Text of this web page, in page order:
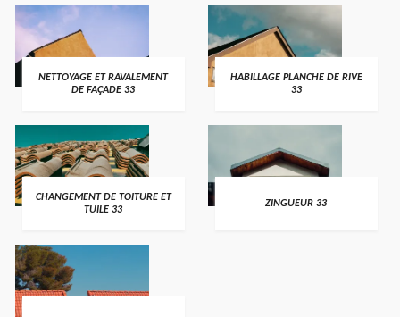
NETTOYAGE ET RAVALEMENT
DE FAÇADE 33
HABILLAGE PLANCHE DE RIVE
33
CHANGEMENT DE TOITURE ET
TUILE 33
ZINGUEUR 33